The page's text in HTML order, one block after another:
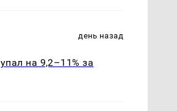
день назад
на 9,2–11% за